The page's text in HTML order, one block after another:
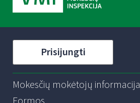
Prisijungti
Mokesčių mokėtojų informacija